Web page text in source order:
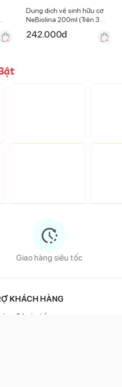
Dung dịch vệ sinh hữu cơ
NeBiolina 200ml (Trên 3
242.000đ
Giao hàng siêu tốc
KHÁCH HÀNG
& hoàn tiền